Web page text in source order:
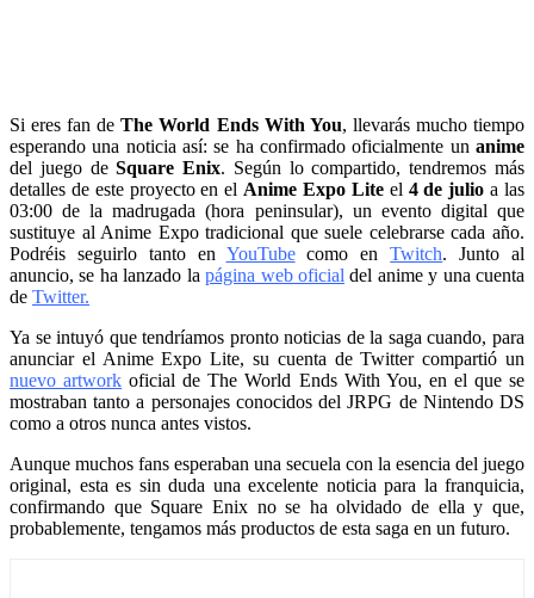
Si eres fan deThe World Ends With You, llevarás mucho tiempo
esperando una noticia así: se ha confirmado oficialmente un anime
del juego deSquare Enix. Según lo compartido, tendremos más
detalles de este proyecto en el Anime Expo Liteel 4 de julio a las
03:00 de la madrugada (hora peninsular), un evento digital que
sustituye al Anime Expo tradicional que suele celebrarse cada año.
Podréis seguirlo tanto en YouTubecomo enTwitch. Junto al
anuncio, se ha lanzado lapágina web oficial del anime y una cuenta
de Twitter.
Ya se intuyó que tendríamos pronto noticias de la saga cuando, para
anunciar el Anime Expo Lite, su cuenta de Twitter compartió un
nuevo artwork oficial de The World Ends With You, en el que se
mostraban tanto a personajes conocidos del JRPG de Nintendo DS
como a otros nunca antes vistos.
Aunque muchos fans esperaban una secuela con la esencia del juego
original, esta es sin duda una excelente noticia para la franquicia,
confirmando que Square Enix no se ha olvidado de ella y que,
probablemente, tengamos más productos de esta saga en un futuro.